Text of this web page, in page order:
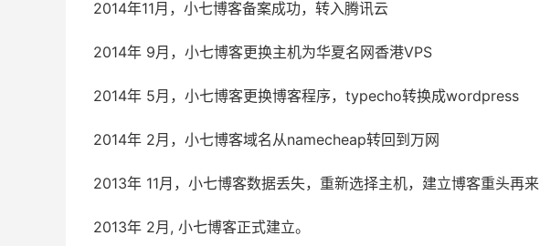
2014年11月，小七博客备案成功，转入腾讯云
2014年 9月，小七博客更换主机为华夏名网香港VPS
2014年 5月，小七博客更换博客程序，typecho转换成wordpress
2014年 2月，小七博客域名从namecheap转回到万网
2013年 11月，小七博客数据丢失，重新选择主机，建立博客重头再来
2013年 2月, 小七博客正式建立。